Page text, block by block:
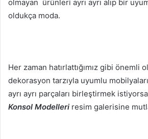
olmayan ürünleri ayrı ayrı alıp bir
oldukça moda.
Her zaman hatırlattığımız gibi önemli
dekorasyon tarzıyla uyumlu
ayrı ayrı parçaları birleştirmek
Konsol Modelleri resim galerisine